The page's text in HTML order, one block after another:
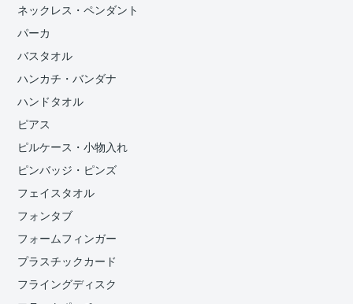
ネックレス・ペンダント
パーカ
バスタオル
ハンカチ・バンダナ
ハンドタオル
ピアス
ピルケース・小物入れ
ピンバッジ・ピンズ
フェイスタオル
フォンタブ
フォームフィンガー
プラスチックカード
フライングディスク